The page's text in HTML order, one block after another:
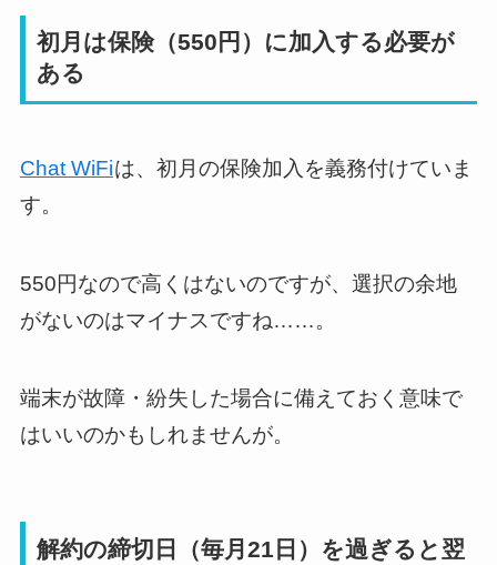
初月は保険（550円）に加入する必要が
ある
Chat WiFiは、初月の保険加入を義務付けていま
す。
550円なので高くはないのですが、選択の余地
がないのはマイナスですね……。
端末が故障・紛失した場合に備えておく意味で
はいいのかもしれませんが。
解約の締切日（毎月21日）を過ぎると翌